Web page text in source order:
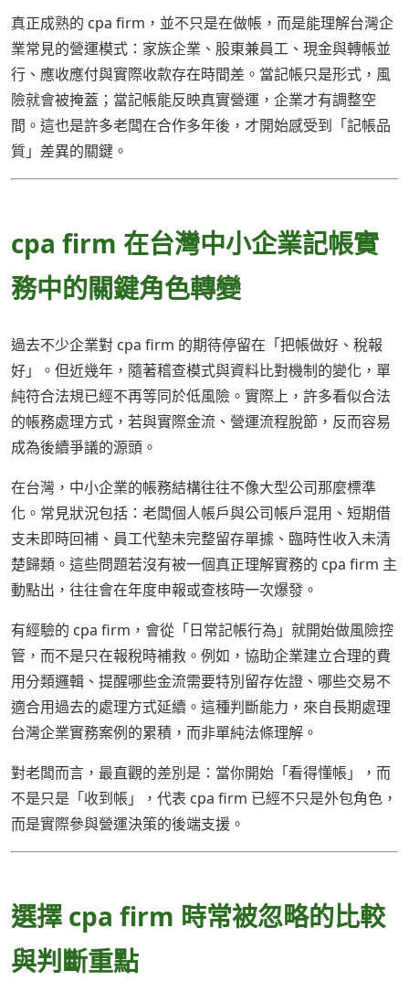
真正成熟的 cpa firm，並不只是在做帳，而是能理解台灣企
業常見的營運模式：家族企業、股東兼員工、現金與轉帳並
行、應收應付與實際收款存在時間差。當記帳只是形式，風
險就會被掩蓋；當記帳能反映真實營運，企業才有調整空
間。這也是許多老闆在合作多年後，才開始感受到「記帳品
質」差異的關鍵。
cpa firm 在台灣中小企業記帳實
務中的關鍵角色轉變
過去不少企業對 cpa firm 的期待停留在「把帳做好、稅報
好」。但近幾年，隨著稽查模式與資料比對機制的變化，單
純符合法規已經不再等同於低風險。實際上，許多看似合法
的帳務處理方式，若與實際金流、營運流程脫節，反而容易
成為後續爭議的源頭。
在台灣，中小企業的帳務結構往往不像大型公司那麼標準
化。常見狀況包括：老闆個人帳戶與公司帳戶混用、短期借
支未即時回補、員工代墊未完整留存單據、臨時性收入未清
楚歸類。這些問題若沒有被一個真正理解實務的 cpa firm 主
動點出，往往會在年度申報或查核時一次爆發。
有經驗的 cpa firm，會從「日常記帳行為」就開始做風險控
管，而不是只在報稅時補救。例如，協助企業建立合理的費
用分類邏輯、提醒哪些金流需要特別留存佐證、哪些交易不
適合用過去的處理方式延續。這種判斷能力，來自長期處理
台灣企業實務案例的累積，而非單純法條理解。
對老闆而言，最直觀的差別是：當你開始「看得懂帳」，而
不是只是「收到帳」，代表 cpa firm 已經不只是外包角色，
而是實際參與營運決策的後端支援。
選擇 cpa firm 時常被忽略的比較
與判斷重點